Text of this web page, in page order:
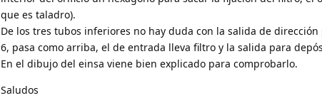
que es taladro).
De los tres tubos inferiores no hay duda con la salida de
6, pasa como arriba, el de entrada lleva filtro y la salida para
En el dibujo del einsa viene bien explicado para comprobarlo.
Saludos